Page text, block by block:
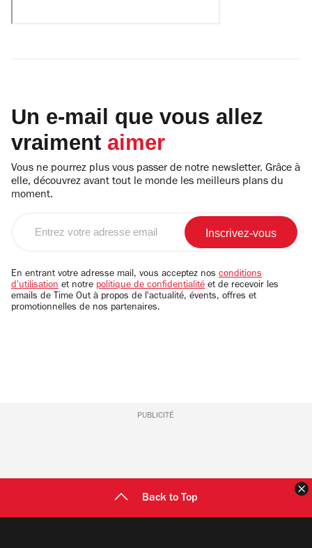
Un e-mail que vous allez
vraiment aimer
Vous ne pourrez plus vous passer de notre newsletter. Grâce à
elle, découvrez avant tout le monde les meilleurs plans du
moment.
email
En entrant votre adresse mail, vous acceptez nos conditions
d'utilisation et notre politique de confidentialité et de recevoir les
emails de Time Out à propos de l'actualité, évents, offres et
promotionnelles de nos partenaires.
PUBLICITÉ
Back to Top